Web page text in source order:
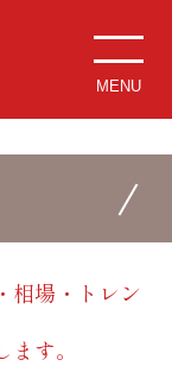
MENU
相場・トレン
す。